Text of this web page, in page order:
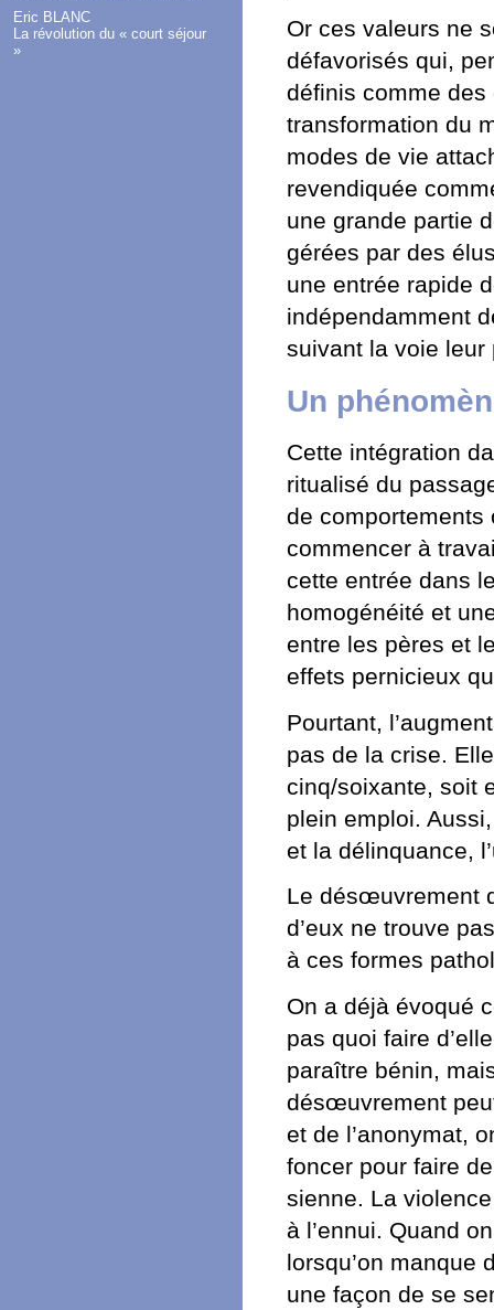
Eric BLANC
La révolution du « court séjour
»
Or ces valeurs ne
défavorisés qui,
définis comme des
transformation du
modes de vie
revendiquée
une grande partie
gérées par des
une entrée rapide
indépendamment
suivant la voie leur
Un
Cette intégration
ritualisé du
de comportements
commencer à
cette entrée dans
homogénéité et
entre les pères et
effets pernicieux
Pourtant,
pas de la crise.
cinq/soixante, soit
plein emploi.
et la délinquance,
Le désœuvrement
d’eux ne trouve
à ces formes
On a déjà évoqué
pas quoi faire
paraître bénin,
désœuvrement
et de l’anonymat,
foncer pour faire
sienne. La
à l’ennui. Quand
lorsqu’on manque
une façon de se